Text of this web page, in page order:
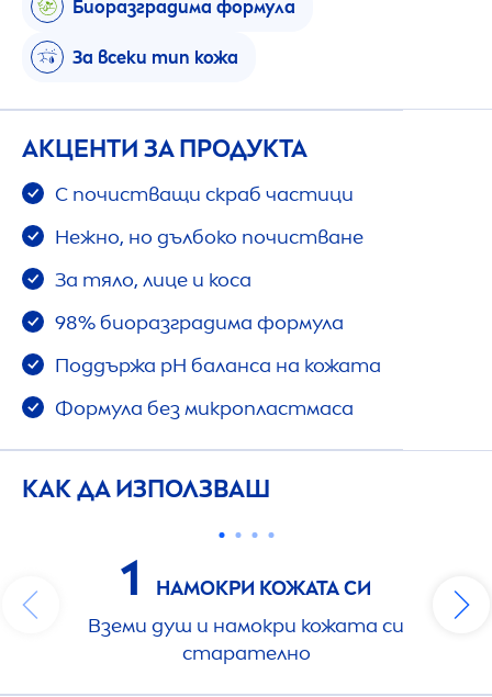
Биоразградима формула
За всеки тип кожа
АКЦЕНТИ ЗА ПРОДУКТА
С почистващи скраб частици
Нежно, но дълбоко почистване
За тяло, лице и коса
98% биоразградима формула
Поддържа pH баланса на кожата
Формула без микропластмаса
КАК ДА ИЗПОЛЗВАШ
1
НАМОКРИ КОЖАТА СИ
Вземи душ и намокри кожата си
старателно